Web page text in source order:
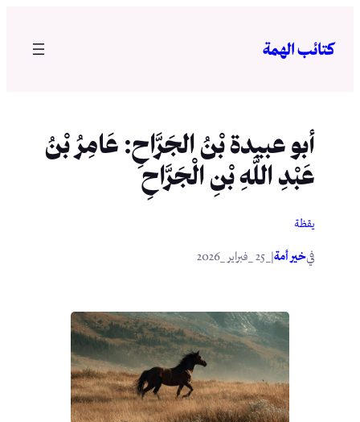
المحتوى
كتائب الهمة
أبو عبيدة بْنُ الجَرَّاحِ: عَامِرُ بْنُ
عَبْدِ اللَّهِ بْنِ الْجَرَّاحِ
يقظة
فيخير أمة